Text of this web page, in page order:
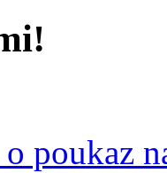
o poukaz